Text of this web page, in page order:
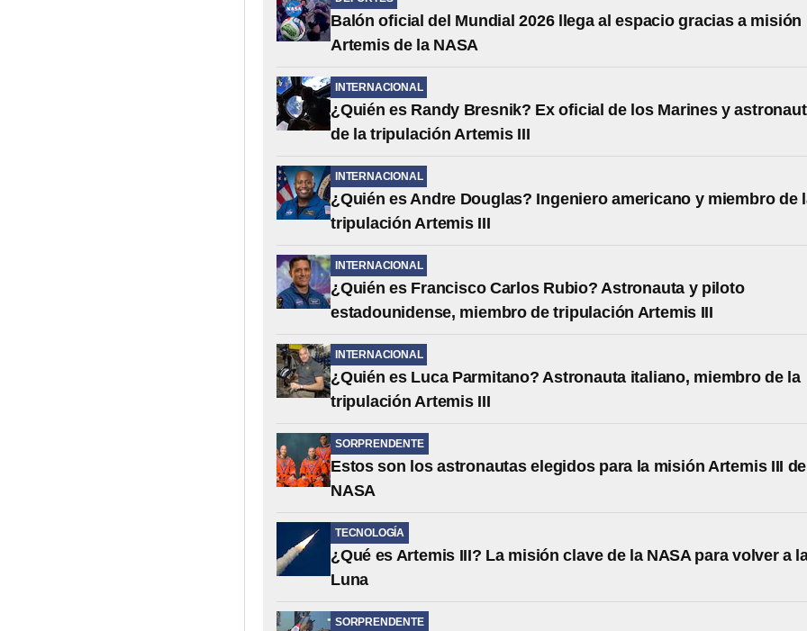
Balón oficial del Mundial 2026 llega al espacio gracias a misión
Artemis de la NASA
INTERNACIONAL
¿Quién es Randy Bresnik? Ex oficial de los Marines y
de la tripulación Artemis III
INTERNACIONAL
¿Quién es Andre Douglas? Ingeniero americano y miembro de
tripulación Artemis III
INTERNACIONAL
¿Quién es Francisco Carlos Rubio? Astronauta y piloto
estadounidense, miembro de tripulación Artemis III
INTERNACIONAL
¿Quién es Luca Parmitano? Astronauta italiano, miembro de la
tripulación Artemis III
SORPRENDENTE
Estos son los astronautas elegidos para la misión Artemis III
NASA
TECNOLOGÍA
¿Qué es Artemis III? La misión clave de la NASA para volver a
Luna
SORPRENDENTE